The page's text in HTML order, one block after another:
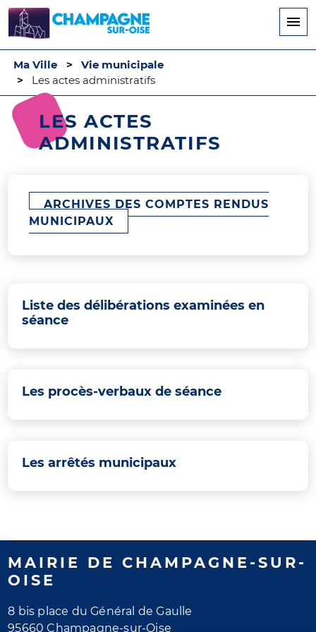
principal
Ma Ville
Vie municipale
Les actes administratifs
LES ACTES
ADMINISTRATIFS
ARCHIVES DES COMPTES RENDUS
MUNICIPAUX
Liste des délibérations examinées en
séance
Les procès-verbaux de séance
Les arrêtés municipaux
MAIRIE DE CHAMPAGNE-SUR-
OISE
8 bis place du Général de Gaulle
95660 Champagne-sur-Oise